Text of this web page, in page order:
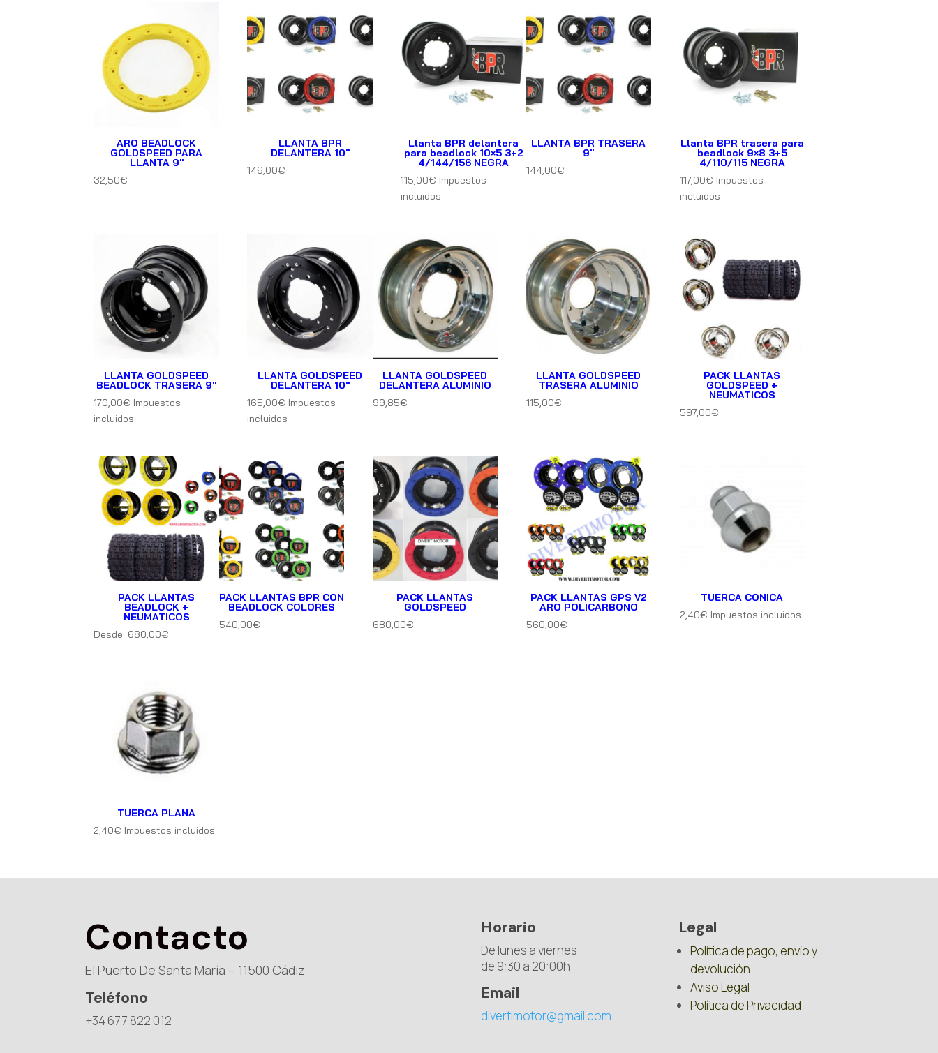
ARO BEADLOCK
GOLDSPEED PARA
LLANTA 9″
32,50€
LLANTA BPR
DELANTERA 10″
146,00€
Llanta BPR delantera
para beadlock 10×5 3+2
4/144/156 NEGRA
115,00€ Impuestos
incluidos
LLANTA BPR TRASERA
9″
144,00€
Llanta BPR trasera para
beadlock 9×8 3+5
4/110/115 NEGRA
117,00€ Impuestos
incluidos
LLANTA GOLDSPEED
BEADLOCK TRASERA 9″
170,00€ Impuestos
incluidos
LLANTA GOLDSPEED
DELANTERA 10″
165,00€ Impuestos
incluidos
LLANTA GOLDSPEED
DELANTERA ALUMINIO
99,85€
LLANTA GOLDSPEED
TRASERA ALUMINIO
115,00€
PACK LLANTAS
GOLDSPEED +
NEUMATICOS
597,00€
PACK LLANTAS
BEADLOCK +
NEUMATICOS
Desde: 680,00€
PACK LLANTAS BPR CON
BEADLOCK COLORES
540,00€
PACK LLANTAS
GOLDSPEED
680,00€
PACK LLANTAS GPS V2
ARO POLICARBONO
560,00€
TUERCA CONICA
2,40€ Impuestos incluidos
TUERCA PLANA
2,40€ Impuestos incluidos
Contacto
El Puerto De Santa María – 11500 Cádiz
Teléfono
+34 677 822 012
Horario
De lunes a viernes
de 9:30 a 20:00h
Email
divertimotor@gmail.com
Legal
Política de pago, envío y
devolución
Aviso Legal
Política de Privacidad